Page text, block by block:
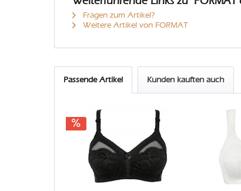
Fragen zum Artikel?
Weitere Artikel von FORMAT
Passende Artikel Kunden kauften auch